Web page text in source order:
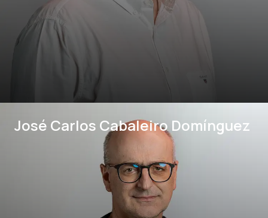
José Carlos Cabaleiro Domínguez